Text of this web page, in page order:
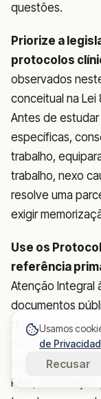
questões.
Priorize a
protocolos
observados
conceitual na Lei
Antes de
específicas,
trabalho,
trabalho, nexo
resolve uma
exigir
Use os
referência
Atenção Integral
documentos
da Saúde, e
históricas do
possível
PAIR, intoxicação
Usamos
de
Recusar